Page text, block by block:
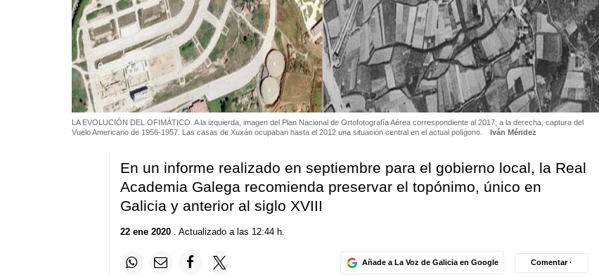
LA EVOLUCIÓN DEL OFIMÁTICO. A la izquierda, imagen del Plan Nacional de Ortofotografía Aérea correspondiente al 2017; a la derecha, captura del
Vuelo Americano de 1956-1957. Las casas de Xuxán ocupaban hasta el 2012 una situación central en el actual polígono.
Iván Méndez
En un informe realizado en septiembre para el gobierno local, la Real
Academia Galega recomienda preservar el topónimo, único en
Galicia y anterior al siglo XVIII
22 ene 2020. Actualizado a las 12:44 h.
Añade a La Voz de Galicia en Google Comentar ·